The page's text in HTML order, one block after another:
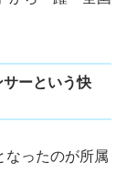
ーという快
なったのが所属